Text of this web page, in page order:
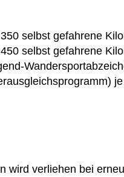
selbst gefahrene
selbst gefahrene
wird verliehen bei